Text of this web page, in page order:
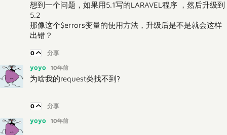
想到一个问题，如果用5.1写的LARAVEL程序 ，然后升级到
5.2
那像这个$errors变量的使用方法，升级后是不是就会这样
出错？
0 分享
yoyo 10年前
为啥我的request类找不到?
0 分享
yoyo 10年前